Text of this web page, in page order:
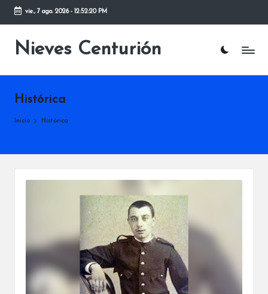
Saltar
contenido
vie., 7 ago. 2026- 12:52:20 PM
Nieves Centurión
Histórica
Inicio Histórica